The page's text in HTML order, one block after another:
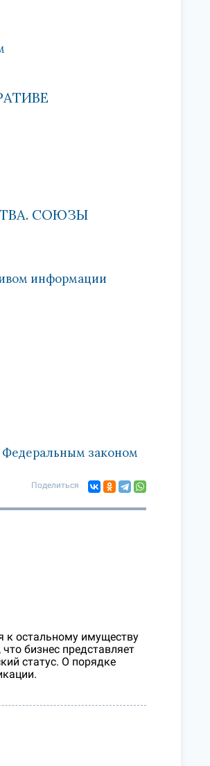
СОЮЗЫ
информации
Федеральным законом
Поделиться
к остальному имуществу
бизнес представляет
статус. О порядке